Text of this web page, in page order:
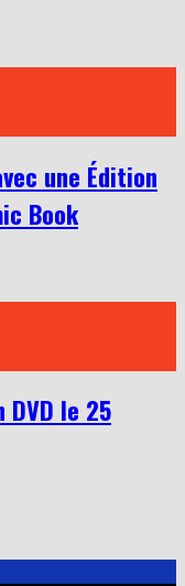
une Édition
Book
DVD le 25